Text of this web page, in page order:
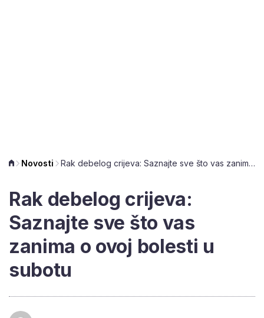
Novosti Rak debelog crijeva: Saznajte sve što vas zanima o ovoj bolesti u subotu
Rak debelog crijeva:
Saznajte sve što vas
zanima o ovoj bolesti u
subotu